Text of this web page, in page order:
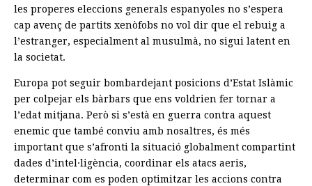
les properes eleccions generals espanyoles no s’espera
cap avenç de partits xenòfobs no vol dir que el rebuig a
l’estranger, especialment al musulmà, no sigui latent en
la societat.
Europa pot seguir bombardejant posicions d’Estat Islàmic
per colpejar els bàrbars que ens voldrien fer tornar a
l’edat mitjana. Però si s’està en guerra contra aquest
enemic que també conviu amb nosaltres, és més
important que s’afronti la situació globalment compartint
dades d’intel·ligència, coordinar els atacs aeris,
determinar com es poden optimitzar les accions contra